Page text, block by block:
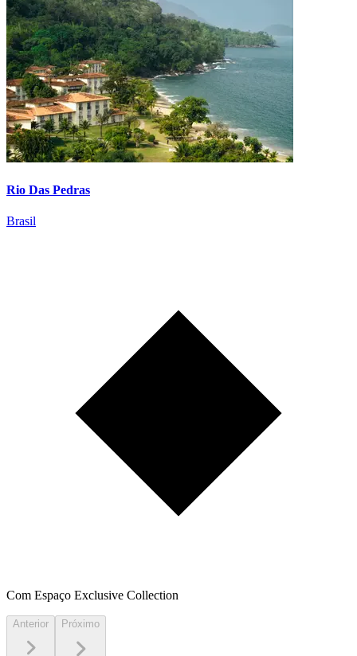
Rio Das Pedras
Brasil
Com Espaço Exclusive Collection
Anterior Próximo